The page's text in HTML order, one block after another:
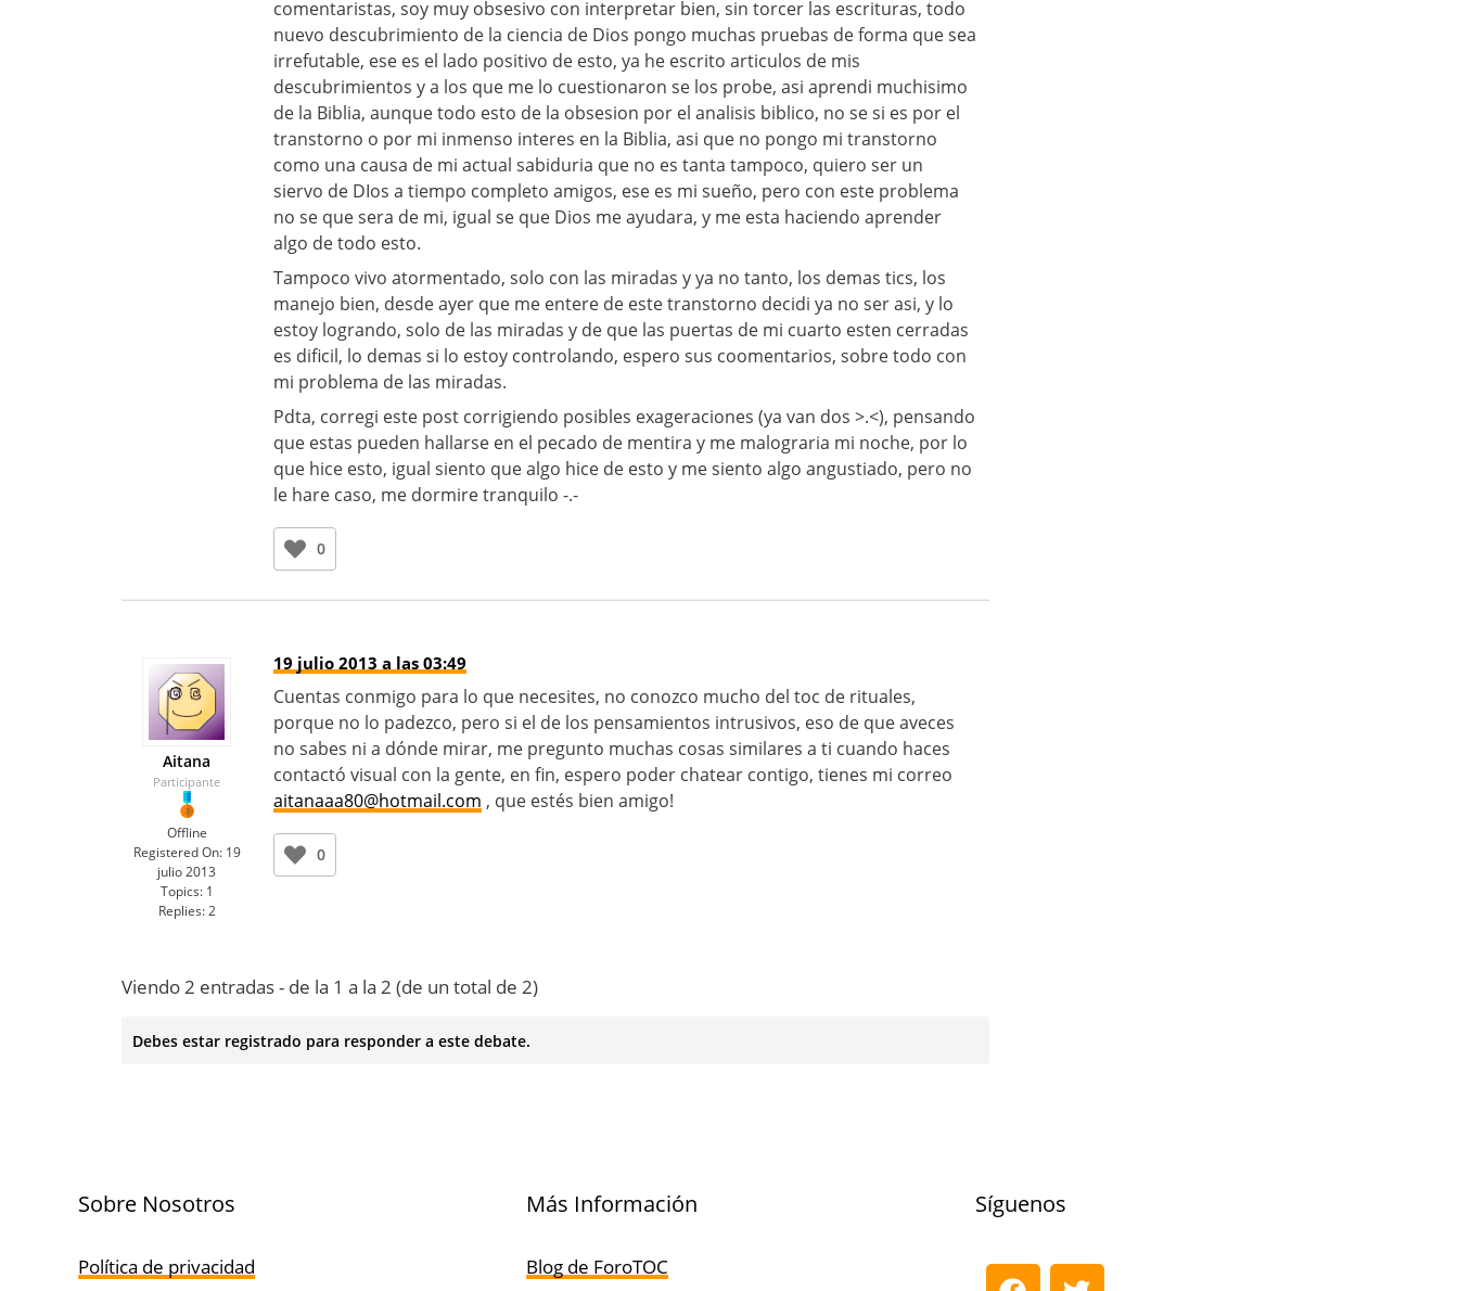
comentaristas, soy muy obsesivo con interpretar bien, sin torcer las escrituras, todo
nuevo descubrimiento de la ciencia de Dios pongo muchas pruebas de forma que sea
irrefutable, ese es el lado positivo de esto, ya he escrito articulos de mis
descubrimientos y a los que me lo cuestionaron se los probe, asi aprendi muchisimo
de la Biblia, aunque todo esto de la obsesion por el analisis biblico, no se si es por el
transtorno o por mi inmenso interes en la Biblia, asi que no pongo mi transtorno
como una causa de mi actual sabiduria que no es tanta tampoco, quiero ser un
siervo de DIos a tiempo completo amigos, ese es mi sueño, pero con este problema
no se que sera de mi, igual se que Dios me ayudara, y me esta haciendo aprender
algo de todo esto.
Tampoco vivo atormentado, solo con las miradas y ya no tanto, los demas tics, los
manejo bien, desde ayer que me entere de este transtorno decidi ya no ser asi, y lo
estoy logrando, solo de las miradas y de que las puertas de mi cuarto esten cerradas
es dificil, lo demas si lo estoy controlando, espero sus coomentarios, sobre todo con
mi problema de las miradas.
Pdta, corregi este post corrigiendo posibles exageraciones (ya van dos >.<), pensando
que estas pueden hallarse en el pecado de mentira y me malograria mi noche, por lo
que hice esto, igual siento que algo hice de esto y me siento algo angustiado, pero no
le hare caso, me dormire tranquilo -.-
0
Aitana
Participante
Offline
Registered On: 19
julio 2013
Topics: 1
Replies: 2
19 julio 2013 a las 03:49
Cuentas conmigo para lo que necesites, no conozco mucho del toc de rituales,
porque no lo padezco, pero si el de los pensamientos intrusivos, eso de que aveces
no sabes ni a dónde mirar, me pregunto muchas cosas similares a ti cuando haces
contactó visual con la gente, en fin, espero poder chatear contigo, tienes mi correo
aitanaaa80@hotmail.com , que estés bien amigo!
0
Viendo 2 entradas - de la 1 a la 2 (de un total de 2)
Debes estar registrado para responder a este debate.
Sobre Nosotros
Política de privacidad
Más Información
Blog de ForoTOC
Síguenos